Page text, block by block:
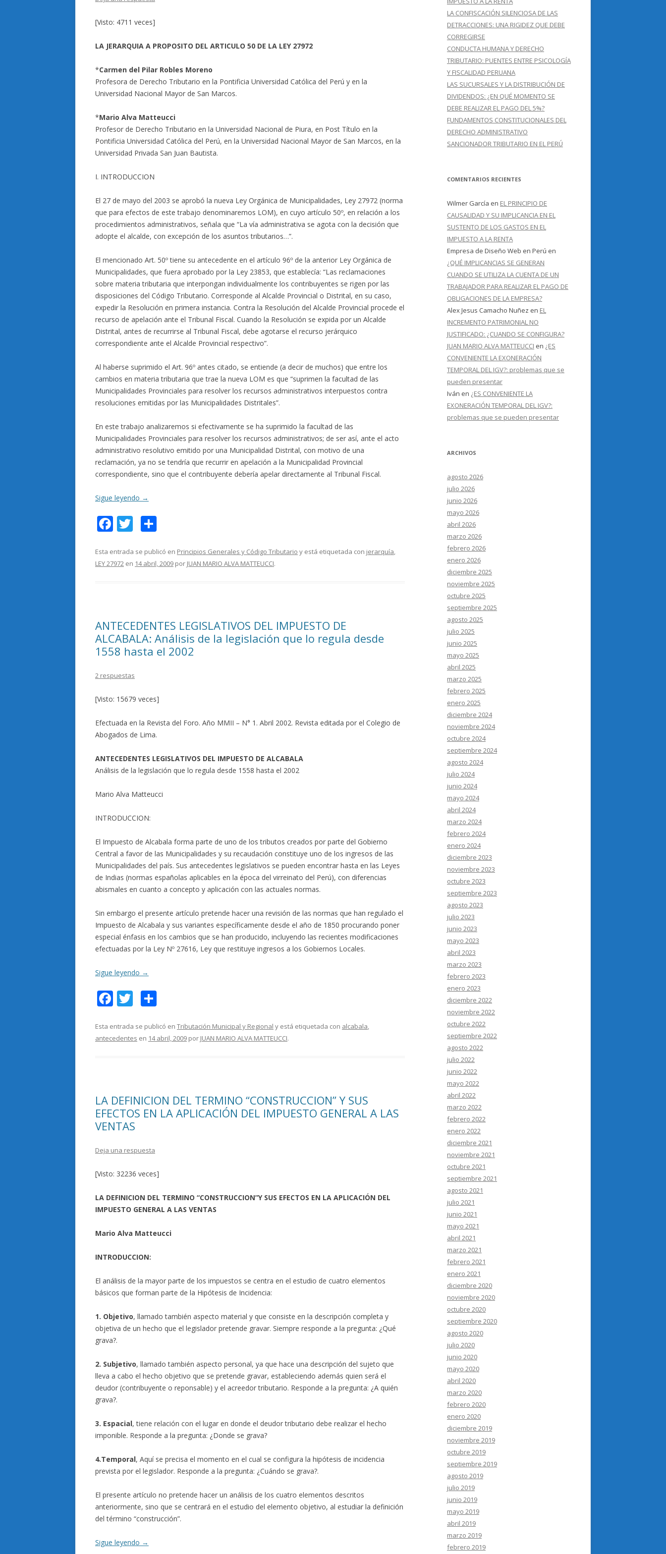
[Visto: 4711 veces]
LA JERARQUIA A PROPOSITO DEL ARTICULO 50 DE LA LEY 27972
*Carmen del Pilar Robles Moreno
Profesora de Derecho Tributario en la Pontificia Universidad Católica del Perú y en la
Universidad Nacional Mayor de San Marcos.
*Mario Alva Matteucci
Profesor de Derecho Tributario en la Universidad Nacional de Piura, en Post Título en la
Pontificia Universidad Católica del Perú, en la Universidad Nacional Mayor de San Marcos, en la
Universidad Privada San Juan Bautista.
I. INTRODUCCION
El 27 de mayo del 2003 se aprobó la nueva Ley Orgánica de Municipalidades, Ley 27972 (norma
que para efectos de este trabajo denominaremos LOM), en cuyo artículo 50º, en relación a los
procedimientos administrativos, señala que “La vía administrativa se agota con la decisión que
adopte el alcalde, con excepción de los asuntos tributarios…”.
El mencionado Art. 50º tiene su antecedente en el artículo 96º de la anterior Ley Orgánica de
Municipalidades, que fuera aprobado por la Ley 23853, que establecía: “Las reclamaciones
sobre materia tributaria que interpongan individualmente los contribuyentes se rigen por las
disposiciones del Código Tributario. Corresponde al Alcalde Provincial o Distrital, en su caso,
expedir la Resolución en primera instancia. Contra la Resolución del Alcalde Provincial procede el
recurso de apelación ante el Tribunal Fiscal. Cuando la Resolución se expida por un Alcalde
Distrital, antes de recurrirse al Tribunal Fiscal, debe agotarse el recurso jerárquico
correspondiente ante el Alcalde Provincial respectivo”.
Al haberse suprimido el Art. 96º antes citado, se entiende (a decir de muchos) que entre los
cambios en materia tributaria que trae la nueva LOM es que “suprimen la facultad de las
Municipalidades Provinciales para resolver los recursos administrativos interpuestos contra
resoluciones emitidas por las Municipalidades Distritales”.
En este trabajo analizaremos si efectivamente se ha suprimido la facultad de las
Municipalidades Provinciales para resolver los recursos administrativos; de ser así, ante el acto
administrativo resolutivo emitido por una Municipalidad Distrital, con motivo de una
reclamación, ya no se tendría que recurrir en apelación a la Municipalidad Provincial
correspondiente, sino que el contribuyente debería apelar directamente al Tribunal Fiscal.
Sigue leyendo →
F
e
b
k
T
itt
er
m
p
r
Esta entrada se publicó en Principios Generales y Código Tributario y está etiquetada con jerarquía,
LEY 27972 en 14 abril, 2009 por JUAN MARIO ALVA MATTEUCCI.
ANTECEDENTES LEGISLATIVOS DEL IMPUESTO DE
ALCABALA: Análisis de la legislación que lo regula desde
1558 hasta el 2002
2 respuestas
[Visto: 15679 veces]
Efectuada en la Revista del Foro. Año MMII – N° 1. Abril 2002. Revista editada por el Colegio de
Abogados de Lima.
ANTECEDENTES LEGISLATIVOS DEL IMPUESTO DE ALCABALA
Análisis de la legislación que lo regula desde 1558 hasta el 2002
Mario Alva Matteucci
INTRODUCCION:
El Impuesto de Alcabala forma parte de uno de los tributos creados por parte del Gobierno
Central a favor de las Municipalidades y su recaudación constituye uno de los ingresos de las
Municipalidades del país. Sus antecedentes legislativos se pueden encontrar hasta en las Leyes
de Indias (normas españolas aplicables en la época del virreinato del Perú), con diferencias
abismales en cuanto a concepto y aplicación con las actuales normas.
Sin embargo el presente artículo pretende hacer una revisión de las normas que han regulado el
Impuesto de Alcabala y sus variantes específicamente desde el año de 1850 procurando poner
especial énfasis en los cambios que se han producido, incluyendo las recientes modificaciones
efectuadas por la Ley Nº 27616, Ley que restituye ingresos a los Gobiernos Locales.
Sigue leyendo →
F
e
b
k
T
itt
er
m
p
r
Esta entrada se publicó en Tributación Municipal y Regional y está etiquetada con alcabala,
antecedentes en 14 abril, 2009 por JUAN MARIO ALVA MATTEUCCI.
LA DEFINICION DEL TERMINO “CONSTRUCCION” Y SUS
EFECTOS EN LA APLICACIÓN DEL IMPUESTO GENERAL A LAS
VENTAS
Deja una respuesta
[Visto: 32236 veces]
LA DEFINICION DEL TERMINO “CONSTRUCCION”Y SUS EFECTOS EN LA APLICACIÓN DEL
IMPUESTO GENERAL A LAS VENTAS
Mario Alva Matteucci
INTRODUCCION:
El análisis de la mayor parte de los impuestos se centra en el estudio de cuatro elementos
básicos que forman parte de la Hipótesis de Incidencia:
1. Objetivo, llamado también aspecto material y que consiste en la descripción completa y
objetiva de un hecho que el legislador pretende gravar. Siempre responde a la pregunta: ¿Qué
grava?.
2. Subjetivo, llamado también aspecto personal, ya que hace una descripción del sujeto que
lleva a cabo el hecho objetivo que se pretende gravar, estableciendo además quien será el
deudor (contribuyente o reponsable) y el acreedor tributario. Responde a la pregunta: ¿A quién
grava?.
3. Espacial, tiene relación con el lugar en donde el deudor tributario debe realizar el hecho
imponible. Responde a la pregunta: ¿Donde se grava?
4.Temporal, Aquí se precisa el momento en el cual se configura la hipótesis de incidencia
prevista por el legislador. Responde a la pregunta: ¿Cuándo se grava?.
El presente artículo no pretende hacer un análisis de los cuatro elementos descritos
anteriormente, sino que se centrará en el estudio del elemento objetivo, al estudiar la definición
del término “construcción”.
Sigue leyendo →
LA CONFISCACIÓN SILENCIOSA DE LAS
DETRACCIONES: UNA RIGIDEZ QUE DEBE
CORREGIRSE
CONDUCTA HUMANA Y DERECHO
TRIBUTARIO: PUENTES ENTRE PSICOLOGÍA
Y FISCALIDAD PERUANA
LAS SUCURSALES Y LA DISTRIBUCIÓN DE
DIVIDENDOS: ¿EN QUÉ MOMENTO SE
DEBE REALIZAR EL PAGO DEL 5%?
FUNDAMENTOS CONSTITUCIONALES DEL
DERECHO ADMINISTRATIVO
SANCIONADOR TRIBUTARIO EN EL PERÚ
COMENTARIOS RECIENTES
Wilmer García en EL PRINCIPIO DE
CAUSALIDAD Y SU IMPLICANCIA EN EL
SUSTENTO DE LOS GASTOS EN EL
IMPUESTO A LA RENTA
Empresa de Diseño Web en Perú en
¿QUÉ IMPLICANCIAS SE GENERAN
CUANDO SE UTILIZA LA CUENTA DE UN
TRABAJADOR PARA REALIZAR EL PAGO DE
OBLIGACIONES DE LA EMPRESA?
Alex Jesus Camacho Nuñez en EL
INCREMENTO PATRIMONIAL NO
JUSTIFICADO: ¿CUANDO SE CONFIGURA?
JUAN MARIO ALVA MATTEUCCI en ¿ES
CONVENIENTE LA EXONERACIÓN
TEMPORAL DEL IGV?: problemas que se
pueden presentar
Iván en ¿ES CONVENIENTE LA
EXONERACIÓN TEMPORAL DEL IGV?:
problemas que se pueden presentar
ARCHIVOS
agosto 2026
julio 2026
junio 2026
mayo 2026
abril 2026
marzo 2026
febrero 2026
enero 2026
diciembre 2025
noviembre 2025
octubre 2025
septiembre 2025
agosto 2025
julio 2025
junio 2025
mayo 2025
abril 2025
marzo 2025
febrero 2025
enero 2025
diciembre 2024
noviembre 2024
octubre 2024
septiembre 2024
agosto 2024
julio 2024
junio 2024
mayo 2024
abril 2024
marzo 2024
febrero 2024
enero 2024
diciembre 2023
noviembre 2023
octubre 2023
septiembre 2023
agosto 2023
julio 2023
junio 2023
mayo 2023
abril 2023
marzo 2023
febrero 2023
enero 2023
diciembre 2022
noviembre 2022
octubre 2022
septiembre 2022
agosto 2022
julio 2022
junio 2022
mayo 2022
abril 2022
marzo 2022
febrero 2022
enero 2022
diciembre 2021
noviembre 2021
octubre 2021
septiembre 2021
agosto 2021
julio 2021
junio 2021
mayo 2021
abril 2021
marzo 2021
febrero 2021
enero 2021
diciembre 2020
noviembre 2020
octubre 2020
septiembre 2020
agosto 2020
julio 2020
junio 2020
mayo 2020
abril 2020
marzo 2020
febrero 2020
enero 2020
diciembre 2019
noviembre 2019
octubre 2019
septiembre 2019
agosto 2019
julio 2019
junio 2019
mayo 2019
abril 2019
marzo 2019
febrero 2019